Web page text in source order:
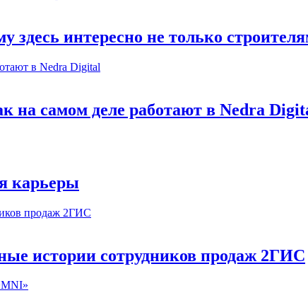
интересно не только
самом деле работают в Nedra
карьеры
истории сотрудников продаж 2ГИС